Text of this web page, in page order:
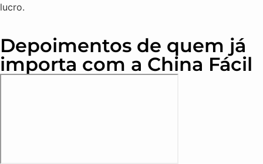
lucro.
Depoimentos de quem já
importa com a China Fácil